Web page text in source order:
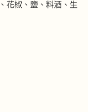
花椒、鹽、料酒、生